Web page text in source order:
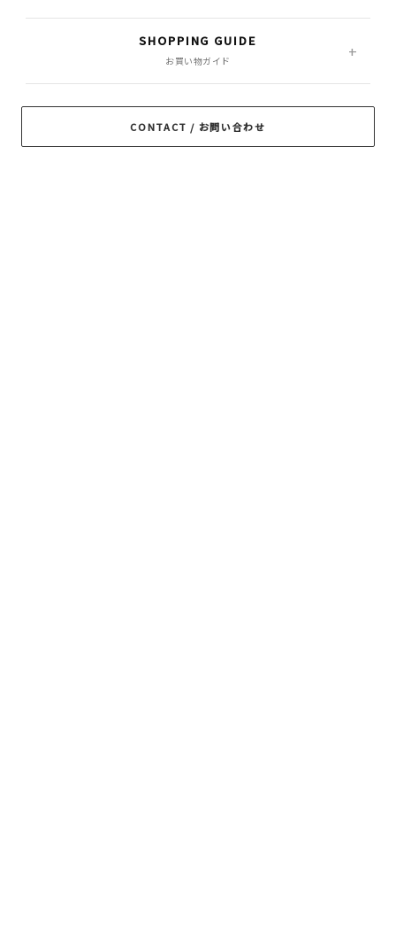
MASSES MINE OWN
POLIQUANT
PORKCHOP GARAGE
RADIALL RATS ROTTWEILER
ROUGH AND
SHOPPING GUIDE
お買い物ガイド
CONTACT / お問い合わせ